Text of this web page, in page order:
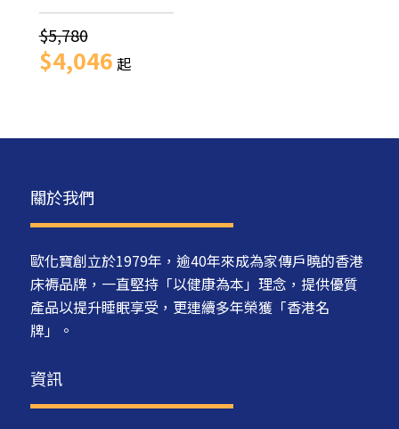
$5,780
$4,046 起
關於我們
歐化寶創立於1979年，逾40年來成為家傳戶曉的香港
床褥品牌，一直堅持「以健康為本」理念，提供優質
產品以提升睡眠享受，更連續多年榮獲「香港名
牌」。
資訊